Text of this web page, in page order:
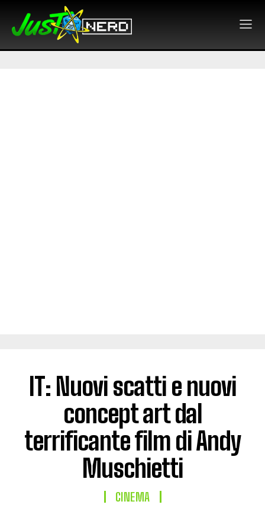
IT: Nuovi scatti e nuovi
concept art dal
terrificante film di Andy
Muschietti
CINEMA